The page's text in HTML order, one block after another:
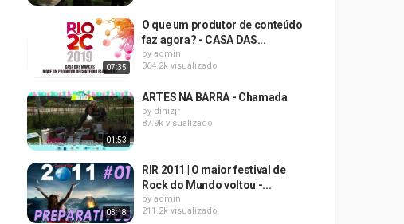
07:35
O que um produtor de conteúdo
faz agora? - CASA DAS...
by admin
364.2k visualizado
01:53
ARTES NA BARRA - Chamada
by dinizjr
87.9k visualizado
03:18
RIR 2011 | O maior festival de
Rock do Mundo voltou -...
by admin
211.2k visualizado